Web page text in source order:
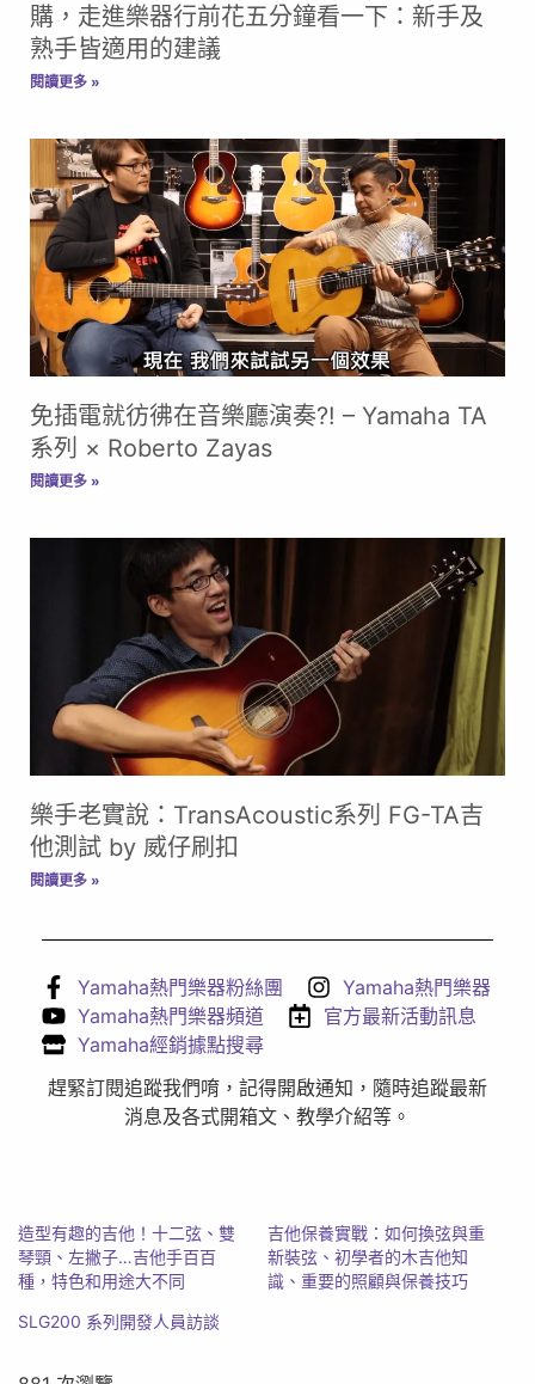
購，走進樂器行前花五分鐘看一下：新手及
熟手皆適用的建議
閱讀更多 »
免插電就彷彿在音樂廳演奏?! – Yamaha TA
系列 × Roberto Zayas
閱讀更多 »
樂手老實說：TransAcoustic系列 FG-TA吉
他測試 by 威仔刷扣
閱讀更多 »
Yamaha熱門樂器粉絲團
Yamaha熱門樂器
Yamaha熱門樂器頻道
官方最新活動訊息
Yamaha經銷據點搜尋
趕緊訂閱追蹤我們唷，記得開啟通知，隨時追蹤最新
消息及各式開箱文、教學介紹等。
造型有趣的吉他！十二弦、雙
琴頸、左撇子…吉他手百百
種，特色和用途大不同
吉他保養實戰：如何換弦與重
新裝弦、初學者的木吉他知
識、重要的照顧與保養技巧
SLG200 系列開發人員訪談